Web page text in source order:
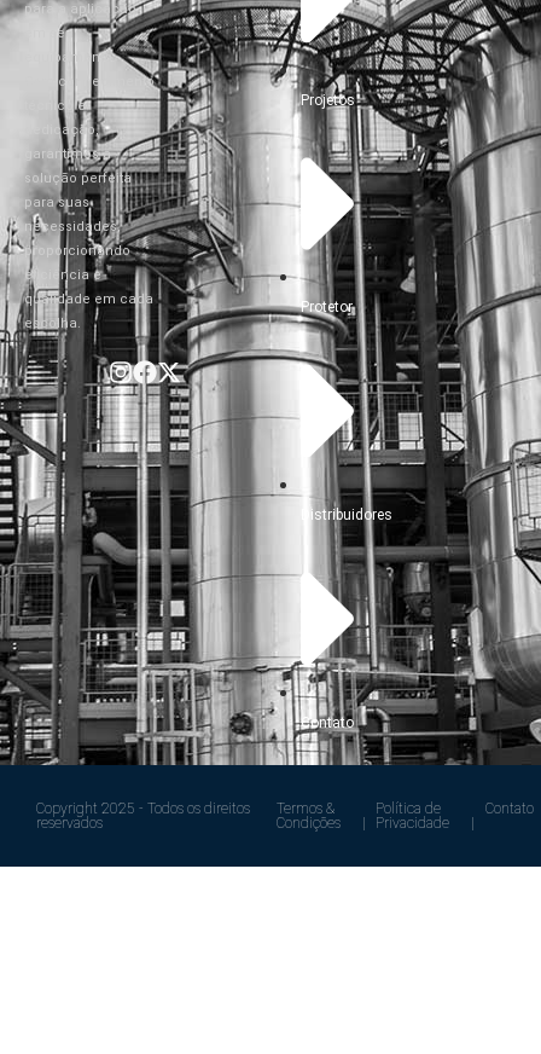
para a aplicação
em seu
equipamento.
Com conhecimento
técnico e
dedicação,
garantimos a
solução perfeita
para suas
necessidades,
proporcionando
eficiência e
qualidade em cada
escolha.
Projetos
Protetor
Distribuidores
Contato
Copyright 2025 - Todos os direitos
reservados
Termos &
Condições |
Política de
Privacidade |
Contato